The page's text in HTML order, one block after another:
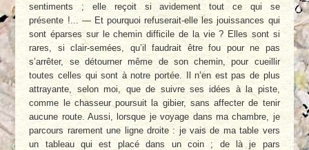
sentiments ; elle reçoit si avidement tout ce qui se
présente !... — Et pourquoi refuserait-elle les jouissances qui
sont éparses sur le chemin difficile de la vie ? Elles sont si
rares, si clair-semées, qu’il faudrait être fou pour ne pas
s’arrêter, se détourner même de son chemin, pour cueillir
toutes celles qui sont à notre portée. Il n’en est pas de plus
attrayante, selon moi, que de suivre ses idées à la piste,
comme le chasseur poursuit la gibier, sans affecter de tenir
aucune route. Aussi, lorsque je voyage dans ma chambre, je
parcours rarement une ligne droite : je vais de ma table vers
un tableau qui est placé dans un coin ; de là je pars